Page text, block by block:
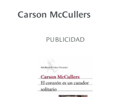
Carson McCullers
PUBLICIDAD